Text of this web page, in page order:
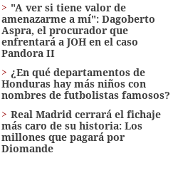
"A ver si tiene valor de
amenazarme a mí": Dagoberto
Aspra, el procurador que
enfrentará a JOH en el caso
Pandora II
¿En qué departamentos de
Honduras hay más niños con
nombres de futbolistas famosos?
Real Madrid cerrará el fichaje
más caro de su historia: Los
millones que pagará por
Diomande